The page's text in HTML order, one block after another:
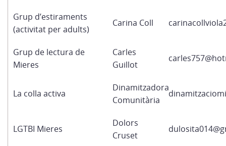
Grup d’estiraments
(activitat per adults)
Carina Coll
Grup de lectura de
Mieres
Carles
Guillot
La colla activa
Dinamitzadora
Comunitària
LGTBI Mieres
Dolors
Cruset